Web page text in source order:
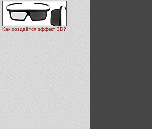
Как создаётся эффект 3D?